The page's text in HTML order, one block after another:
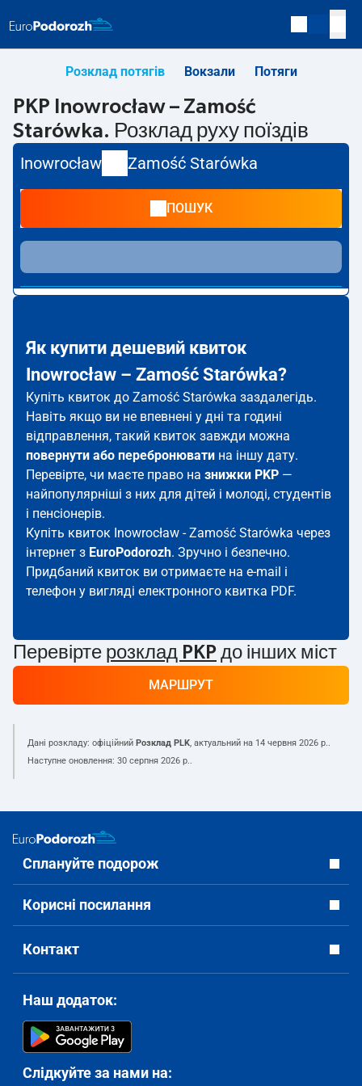
Розклад потягів Вокзали Потяги
PKP Inowrocław – Zamość
Starówka. Розклад руху поїздів
Inowrocław Zamość Starówka
ПОШУК
Як купити дешевий квиток
Inowrocław – Zamość Starówka?
Купіть квиток до Zamość Starówka заздалегідь.
Навіть якщо ви не впевнені у дні та годині
відправлення, такий квиток завжди можна
повернути або перебронювати на іншу дату.
Перевірте, чи маєте право на знижки PKP —
найпопулярніші з них для дітей і молоді, студентів
і пенсіонерів.
Купіть квиток Inowrocław - Zamość Starówka через
інтернет з EuroPodorozh. Зручно і безпечно.
Придбаний квиток ви отримаєте на e-mail і
телефон у вигляді електронного квитка PDF.
Перевірте розклад PKP до інших міст
МАРШРУТ
Дані розкладу: офіційний Розклад PLK, актуальний на 14 червня 2026 р..
Наступне оновлення: 30 серпня 2026 р..
Сплануйте подорож
Корисні посилання
Контакт
Наш додаток:
Слідкуйте за нами на: